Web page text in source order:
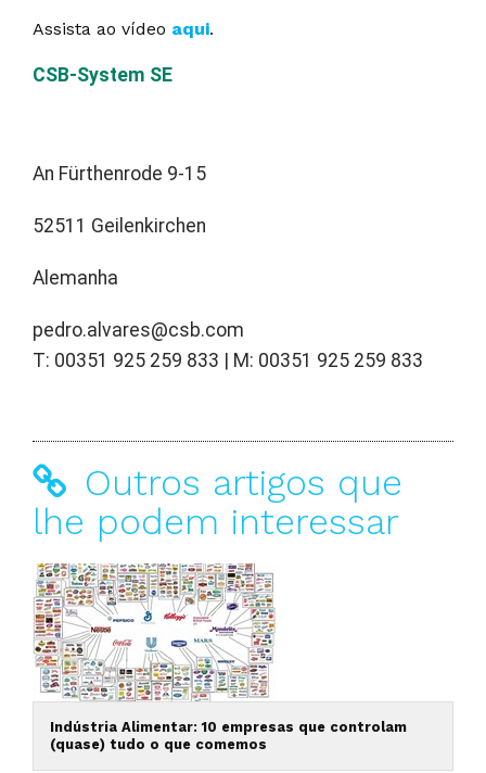
Assista ao vídeo aqui.
CSB-System SE
An Fürthenrode 9-15
52511 Geilenkirchen
Alemanha
pedro.alvares@csb.com
T: 00351 925 259 833 | M: 00351 925 259 833
Outros artigos que
lhe podem interessar
Indústria Alimentar: 10 empresas que controlam
(quase) tudo o que comemos